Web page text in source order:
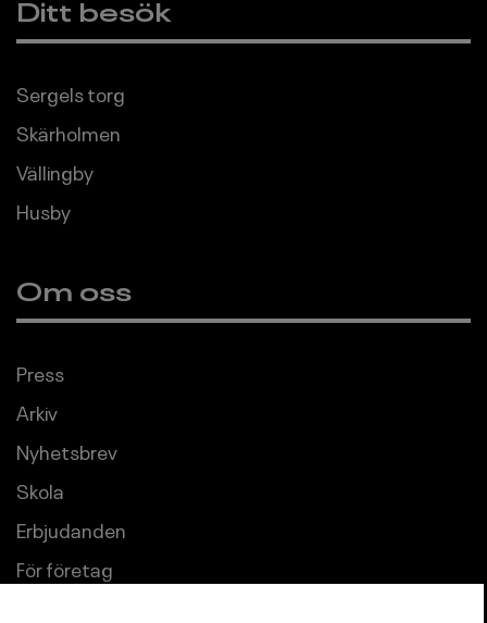
Ditt besök
Sergels torg
Skärholmen
Vällingby
Husby
Om oss
Press
Arkiv
Nyhetsbrev
Skola
Erbjudanden
För företag